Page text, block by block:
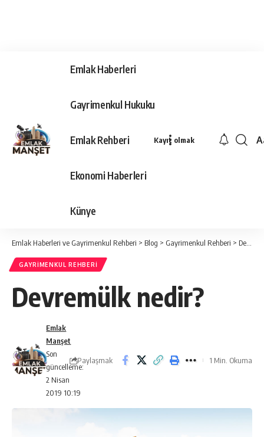
Emlak Haberleri
Gayrimenkul Hukuku
Emlak Rehberi
Ekonomi Haberleri
Künye
Kayıt olmak
Emlak Haberleri ve Gayrimenkul Rehberi > Blog > Gayrimenkul Rehberi > Devremülk nedir?
GAYRIMENKUL REHBERI
Devremülk nedir?
Son
güncelleme:
2 Nisan
2019 10:19
Emlak
Manşet
Paylaşmak 1 Min. Okuma